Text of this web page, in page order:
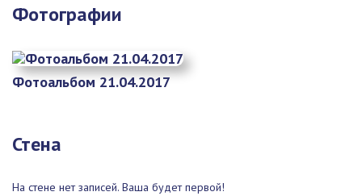
Фотографии
Фотоальбом 21.04.2017
Стена
На стене нет записей. Ваша будет первой!